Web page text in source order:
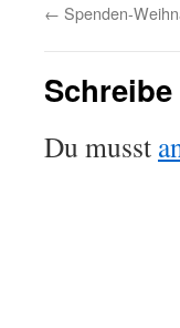
← Spenden-
Du musst